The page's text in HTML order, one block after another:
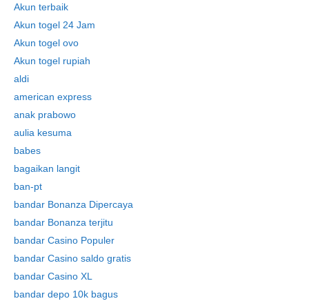
Akun terbaik
Akun togel 24 Jam
Akun togel ovo
Akun togel rupiah
aldi
american express
anak prabowo
aulia kesuma
babes
bagaikan langit
ban-pt
bandar Bonanza Dipercaya
bandar Bonanza terjitu
bandar Casino Populer
bandar Casino saldo gratis
bandar Casino XL
bandar depo 10k bagus